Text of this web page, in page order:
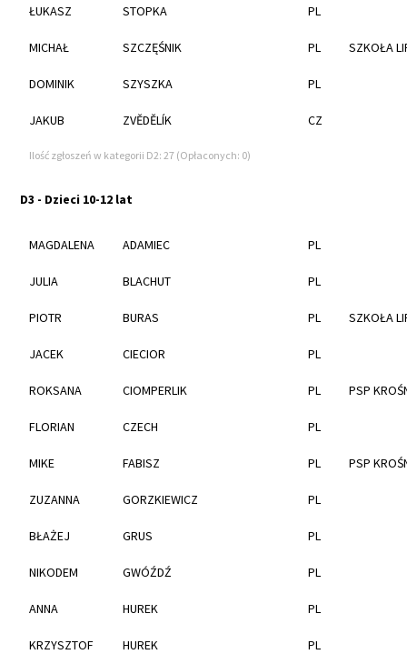
ŁUKASZ STOPKA PL
MICHAŁ SZCZĘŚNIK PL SZKOŁA
DOMINIK SZYSZKA PL
JAKUB ZVĚDĚLÍK CZ
Ilość zgłoszeń w kategorii D2: 27 (Opłaconych: 0)
D3 - Dzieci 10-12 lat
MAGDALENA ADAMIEC PL
JULIA BLACHUT PL
PIOTR BURAS PL SZKOŁA
JACEK CIECIOR PL
ROKSANA CIOMPERLIK PL PSP
FLORIAN CZECH PL
MIKE FABISZ PL PSP
ZUZANNA GORZKIEWICZ PL
BŁAŻEJ GRUS PL
NIKODEM GWÓŹDŹ PL
ANNA HUREK PL
KRZYSZTOF HUREK PL